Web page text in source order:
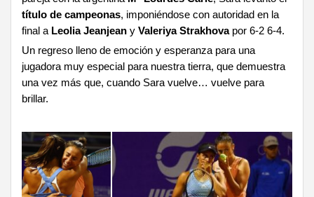
título de campeonas, imponiéndose con autoridad en la
final a Leolia Jeanjean y Valeriya Strakhovapor 6-2 6-4.
Un regreso lleno de emoción y esperanza para una
jugadora muy especial para nuestra tierra, que demuestra
una vez más que, cuando Sara vuelve… vuelve para
brillar.